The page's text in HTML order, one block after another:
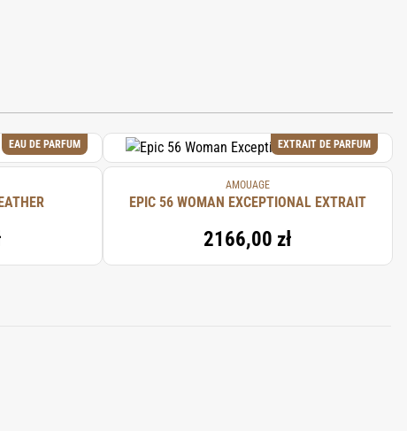
EAU DE PARFUM EXTRAIT DE PARFUM
AMOUAGE
EPIC 56 WOMAN EXCEPTIONAL EXTRAIT
2166,00 zł